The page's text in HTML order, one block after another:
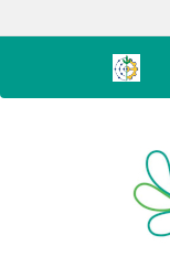
navigation